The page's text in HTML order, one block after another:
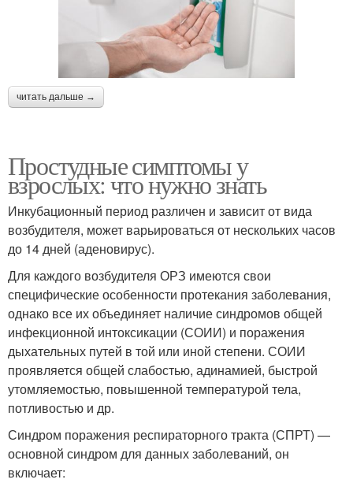
читать дальше →
Простудные симптомы у
взрослых: что нужно знать
Инкубационный период различен и зависит от вида
возбудителя, может варьироваться от нескольких часов
до 14 дней (аденовирус).
Для каждого возбудителя ОРЗ имеются свои
специфические особенности протекания заболевания,
однако все их объединяет наличие синдромов общей
инфекционной интоксикации (СОИИ) и поражения
дыхательных путей в той или иной степени. СОИИ
проявляется общей слабостью, адинамией, быстрой
утомляемостью, повышенной температурой тела,
потливостью и др.
Синдром поражения респираторного тракта (СПРТ) —
основной синдром для данных заболеваний, он
включает: